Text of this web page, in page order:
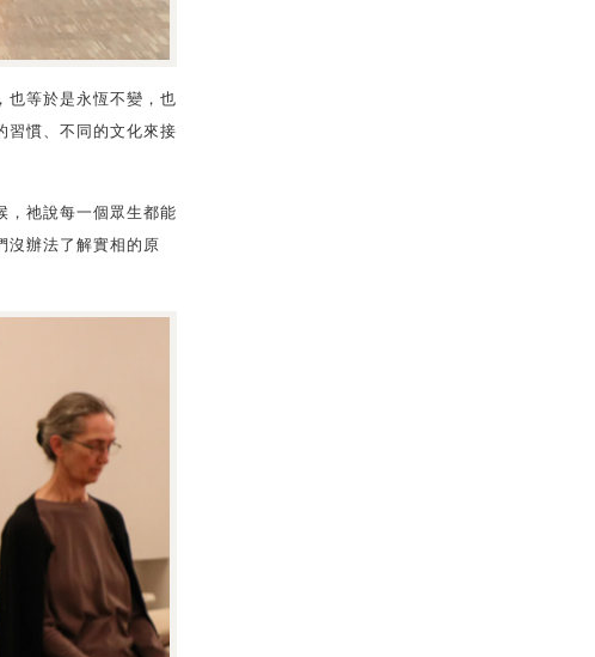
也等於是永恆不變，也
習慣、不同的文化來接
，祂說每一個眾生都能
沒辦法了解實相的原